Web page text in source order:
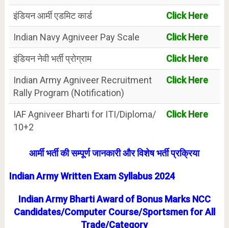
इंडियन आर्मी एडमिट कार्ड
Click Here
Indian Navy Agniveer Pay Scale
Click Here
इंडियन नेवी भर्ती प्रोग्राम
Click Here
Indian Army Agniveer Recruitment
Rally Program (Notification)
Click Here
IAF Agniveer Bharti for ITI/Diploma/
10+2
Click Here
आर्मी भर्ती की सम्पूर्ण जानकारी और विशेष भर्ती प्रक्रिया
Indian Army Written Exam Syllabus 2024
Indian Army Bharti Award of Bonus Marks NCC
Candidates/Computer Course/Sportsmen for All
Trade/Category